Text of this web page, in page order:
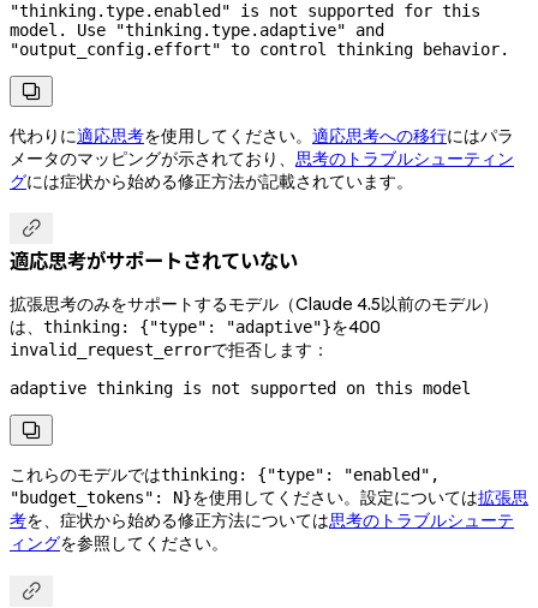
"thinking.type.enabled" is not supported for this
model. Use "thinking.type.adaptive" and
"output_config.effort" to control thinking behavior.

代わりに適応思考を使用してください。 適応思考への移行にはパラ
メータのマッピングが示されており、 思考のトラブルシューティン
グには症状から始める修正方法が記載されています。

適応思考がサポートされていない
拡張思考のみをサポートするモデル（Claude 4.5以前のモデル）
は、 thinking: {"type": "adaptive"}を400
invalid_request_errorで拒否します：
adaptive thinking is not supported on this model

これらのモデルではthinking: {"type": "enabled",
"budget_tokens": N}を使用してください。設定については拡張思
考を、症状から始める修正方法については思考のトラブルシューテ
ィングを参照してください。
